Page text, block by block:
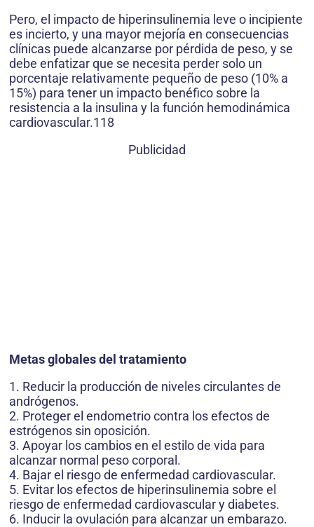
Pero, el impacto de hiperinsulinemia leve o incipiente
es incierto, y una mayor mejoría en consecuencias
clínicas puede alcanzarse por pérdida de peso, y se
debe enfatizar que se necesita perder solo un
porcentaje relativamente pequeño de peso (10% a
15%) para tener un impacto benéfico sobre la
resistencia a la insulina y la función hemodinámica
cardiovascular.118
Publicidad
Metas globales del tratamiento
1. Reducir la producción de niveles circulantes de
andrógenos.
2. Proteger el endometrio contra los efectos de
estrógenos sin oposición.
3. Apoyar los cambios en el estilo de vida para
alcanzar normal peso corporal.
4. Bajar el riesgo de enfermedad cardiovascular.
5. Evitar los efectos de hiperinsulinemia sobre el
riesgo de enfermedad cardiovascular y diabetes.
6. Inducir la ovulación para alcanzar un embarazo.